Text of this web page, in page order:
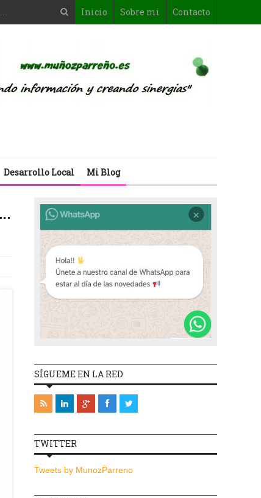
Inicio Sobre mi Contacto
Desarrollo Local Mi Blog
SÍGUEME EN LA RED
TWITTER
Tweets by MunozParreno